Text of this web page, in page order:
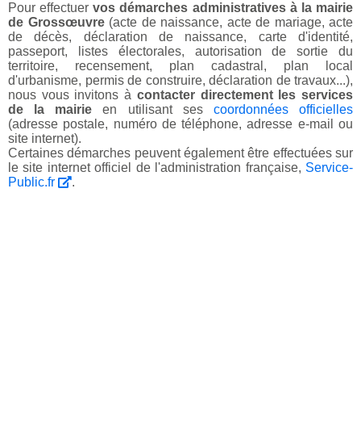
Pour effectuervos démarches administratives à la mairie
de Grossœuvre(acte de naissance, acte de mariage, acte
de décès, déclaration de naissance, carte d'identité,
passeport, listes électorales, autorisation de sortie du
territoire, recensement, plan cadastral, plan local
d'urbanisme, permis de construire, déclaration de travaux...),
nous vous invitons à contacter directement les services
de la mairie en utilisant ses coordonnées officielles
(adresse postale, numéro de téléphone, adresse e-mail ou
site internet).
Certaines démarches peuvent également être effectuées sur
le site internet officiel de l'administration française, Service-
Public.fr
.